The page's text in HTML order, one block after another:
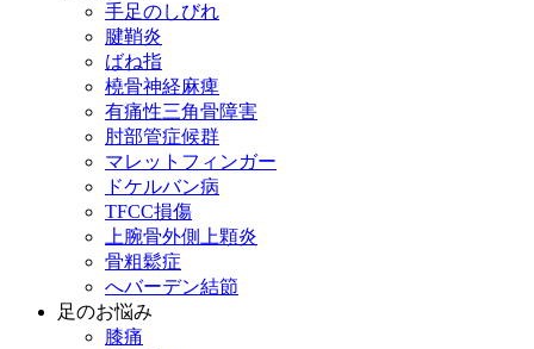
手足のしびれ
腱鞘炎
ばね指
橈骨神経麻痺
有痛性三角骨障害
肘部管症候群
マレットフィンガー
ドケルバン病
TFCC損傷
上腕骨外側上顆炎
骨粗鬆症
へバーデン結節
足のお悩み
膝痛